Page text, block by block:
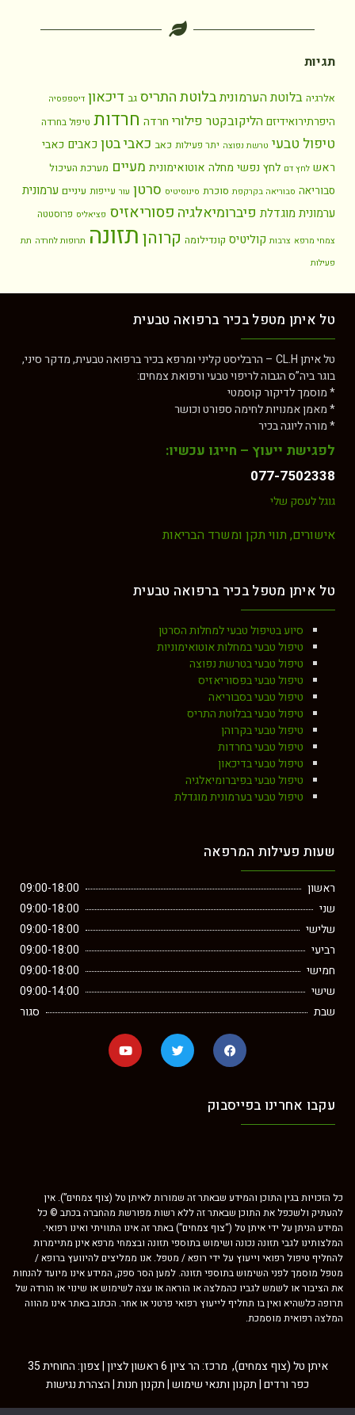
תגיות
אלרגיה בלוטת הערמוניתבלוטת התריס גב דיכאון דיספפסיה
היפרתירואידיזם הליקובקטר פילורי חרדה חרדות טיפול בחרדה
טיפול טבעי טרשת נפוצה יתר פעילות כאב כאבי בטן כאבים כאבי
ראש לחץ דם לחץ נפשי מחלה אוטואימונית מעיים מערכת העיכול
סבוריאה סבוריאה בקרקפת סוכרת סינוסיטיס סרטן עור עייפות עיניים ערמונית
ערמונית מוגדלת פיברומיאלגיה פסוריאזיס פציאליס פרוסטטה
צמחי מרפא צרבות קוליטיס קונדילומה קרוהןתזונה תרופות לחרדה תת
פעילות
טל איתן מטפל בכיר ברפואה טבעית
טל איתן CL.H – הרבליסט קליני ומרפא בכיר ברפואה טבעית, מדקר סיני,
בוגר ביה”ס הגבוה לריפוי טבעי ורפואת צמחים:
* מוסמך לדיקור קוסמטי
* מאמן אמנויות לחימה ספורט וכושר
* מורה ליוגה בכיר
לפגישת ייעוץ – חייגו עכשיו:
077-7502338
גוגל לעסק שלי
אישורים, תווי תקן ומשרד הבריאות
טל איתן מטפל בכיר ברפואה טבעית
סיוע בטיפול טבעי למחלות הסרטן
טיפול טבעי במחלות אוטואימוניות
טיפול טבעי בטרשת נפוצה
טיפול טבעי בפסוריאזיס
טיפול טבעי בסבוריאה
טיפול טבעי בבלוטת התריס
טיפול טבעי בקרוהן
טיפול טבעי בחרדות
טיפול טבעי בדיכאון
טיפול טבעי בפיברומיאלגיה
טיפול טבעי בערמונית מוגדלת
שעות פעילות המרפאה
ראשון
09:00-18:00
שני
09:00-18:00
שלישי
09:00-18:00
רביעי
09:00-18:00
חמישי
09:00-18:00
שישי
09:00-14:00
שבת
סגור
עקבו אחרינו בפייסבוק
כל הזכויות בגין התוכן והמידע שבאתר זה שמורות לאיתן טל (צוף צמחים”). אין
להעתיק ולשכפל את התוכן שבאתר זה ללא רשות מפורשת מהחברה בכתב © כל
המידע הניתן על ידי איתן טל (“צוף צמחים”) באתר זה אינו התוויתי ואינו רפואי.
המלצותינו לגבי תזונה נכונה ושימוש בתוספי תזונה ובצמחי מרפא אינן מתיימרות
להחליף טיפול רפואי וייעוץ על ידי רופא / מטפל. אנו ממליצים להיוועץ ברופא /
מטפל מוסמך לפני השימוש בתוספי תזונה. למען הסר ספק, המידע אינו מיועד להנחות
את הציבור או לשמש לגביו כהמלצה או הוראה או עצה לשימוש או שינוי או הורדה של
תרופה כלשהיא ואין בו תחליף לייעוץ רפואי פרטני או אחר. הכתוב באתר אינו מהווה
המלצה רפואית מוסמכת.
איתן טל (צוף צמחים), מרכז: הר ציון 6 ראשון לציון | צפון: החוחית 35
כפר ורדים |תקנון ותנאי שימוש|תקנון חנות|הצהרת נגישות